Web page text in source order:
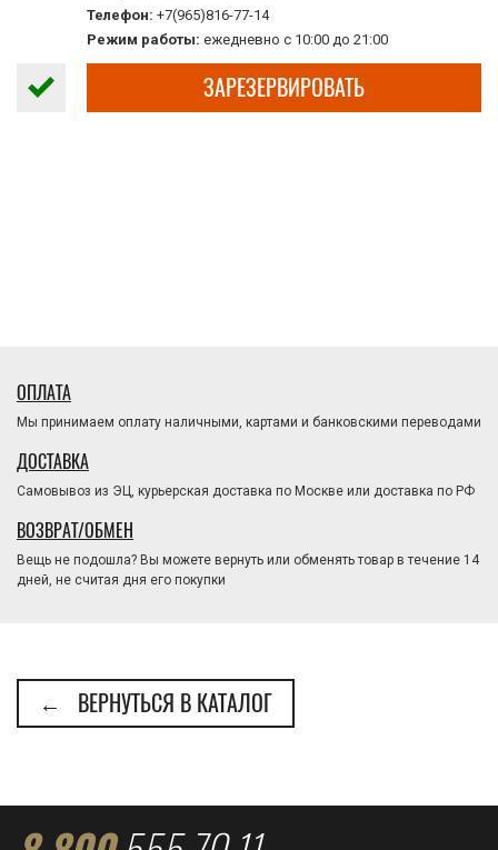
Телефон: +7(965)816-77-14
Режим работы: ежедневно с 10:00 до 21:00
ЗАРЕЗЕРВИРОВАТЬ
ОПЛАТА
Мы принимаем оплату наличными, картами и банковскими переводами
ДОСТАВКА
Самовывоз из ЭЦ, курьерская доставка по Москве или доставка по РФ
ВОЗВРАТ/ОБМЕН
Вещь не подошла? Вы можете вернуть или обменять товар в течение 14
дней, не считая дня его покупки
← ВЕРНУТЬСЯ В КАТАЛОГ